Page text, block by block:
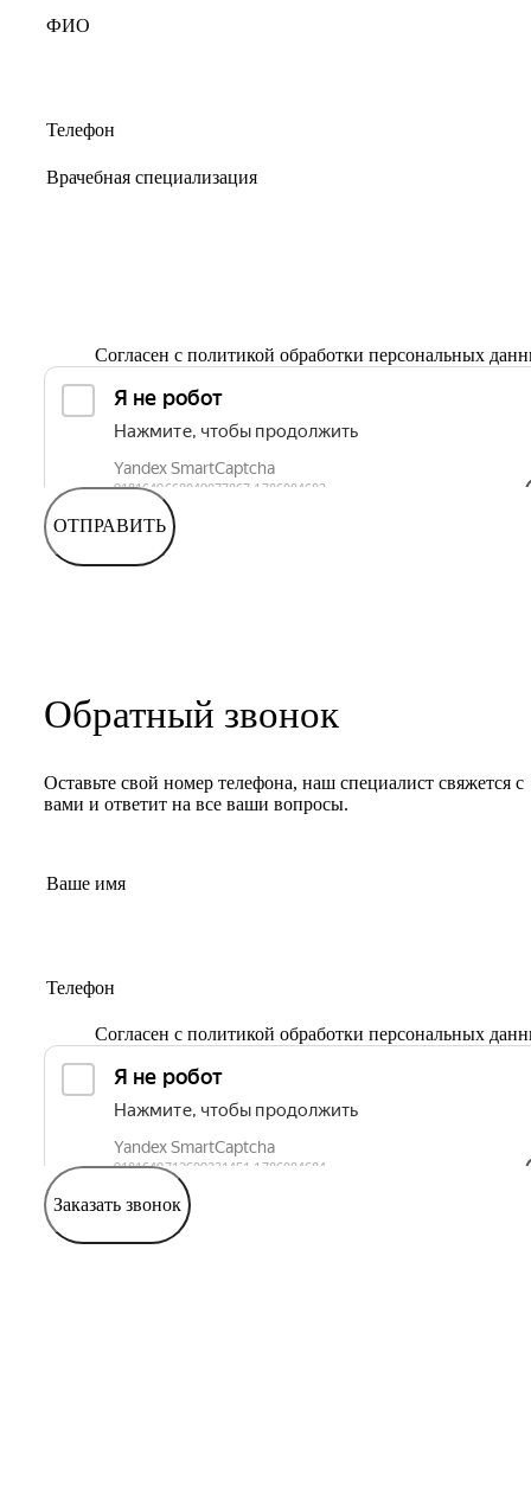
Согласен с политикой обработки персональных
ОТПРАВИТЬ
Обратный звонок
Оставьте свой номер телефона, наш специалист свяжется с
вами и ответит на все ваши вопросы.
Согласен с политикой обработки персональных
Заказать звонок